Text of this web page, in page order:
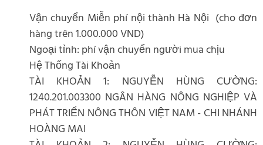
Vận chuyển Miễn phí nội thành Hà Nội (cho đơn
hàng trên 1.000.000 VND)
Ngoại tỉnh: phí vận chuyển người mua chịu
Hệ Thống Tài Khoản
TÀI KHOẢN 1: NGUYỄN HÙNG CƯỜNG:
1240.201.003300 NGÂN HÀNG NÔNG NGHIỆP VÀ
PHÁT TRIỂN NÔNG THÔN VIỆT NAM - CHI NHÁNH
HOÀNG MAI